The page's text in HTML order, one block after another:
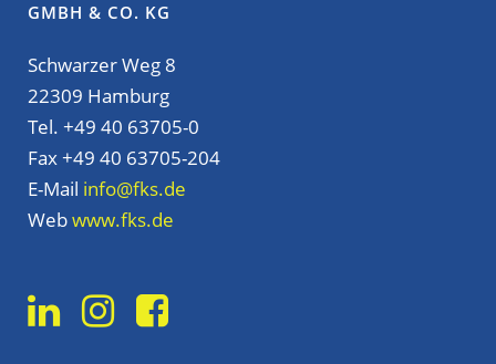
GMBH & CO. KG
Schwarzer Weg 8
22309 Hamburg
Tel. +49 40 63705-0
Fax +49 40 63705-204
E-Mail info@fks.de
Webwww.fks.de